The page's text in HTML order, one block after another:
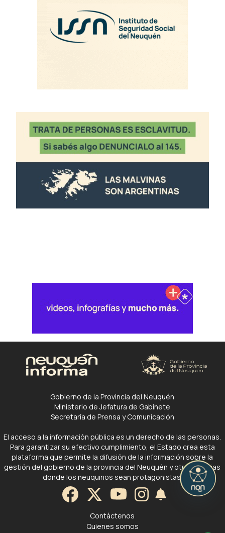
Gobierno de la Provincia del Neuquén
Ministerio de Jefatura de Gabinete
Secretaría de Prensa y Comunicación
El acceso a la información pública es un derecho de las personas.
Para garantizar su efectivo cumplimiento, el Estado crea esta
plataforma que permite la difusión de la información sobre la
gestión del gobierno de la provincia del Neuquén y otras noticias
donde los neuquinos sean protagonistas.
Contáctenos
Quienes somos